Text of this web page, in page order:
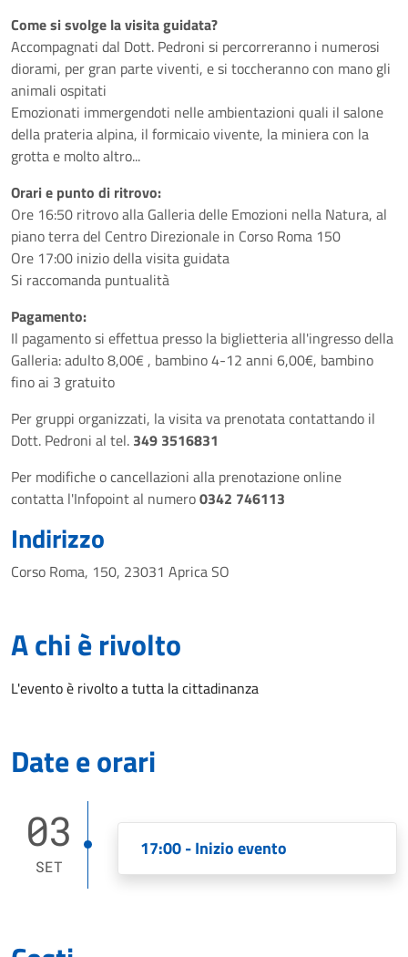
Come si svolge la visita guidata?
Accompagnati dal Dott. Pedroni si percorreranno i numerosi
diorami, per gran parte viventi, e si toccheranno con mano gli
animali ospitati
Emozionati immergendoti nelle ambientazioni quali il salone
della prateria alpina, il formicaio vivente, la miniera con la
grotta e molto altro...
Orari e punto di ritrovo:
Ore 16:50 ritrovo alla Galleria delle Emozioni nella Natura, al
piano terra del Centro Direzionale in Corso Roma 150
Ore 17:00 inizio della visita guidata
Si raccomanda puntualità
Pagamento:
Il pagamento si effettua presso la biglietteria all'ingresso della
Galleria: adulto 8,00€ , bambino 4-12 anni 6,00€, bambino
fino ai 3 gratuito
Per gruppi organizzati, la visita va prenotata contattando il
Dott. Pedroni al tel. 349 3516831
Per modifiche o cancellazioni alla prenotazione online
contatta l'Infopoint al numero0342 746113
Indirizzo
Corso Roma, 150, 23031 Aprica SO
A chi è rivolto
L'evento è rivolto a tutta la cittadinanza
Date e orari
03
SET
17:00 - Inizio evento